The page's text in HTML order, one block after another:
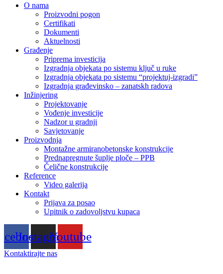
O nama
Proizvodni pogon
Certifikati
Dokumenti
Aktuelnosti
Građenje
Priprema investicija
Izgradnja objekata po sistemu ključ u ruke
Izgradnja objekata po sistemu “projektuj-izgradi”
Izgradnja građevinsko – zanatskh radova
Inžinjering
Projektovanje
Vođenje investicije
Nadzor u gradnji
Savjetovanje
Proizvodnja
Montažne armiranobetonske konstrukcije
Prednapregnute šuplje ploče – PPB
Čelične konstrukcije
Reference
Video galerija
Kontakt
Prijava za posao
Upitnik o zadovoljstvu kupaca
InstagramYoutube
Kontaktirajte nas